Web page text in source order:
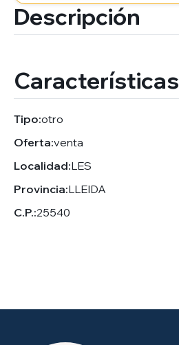
Descripción
Características
Tipo:otro
Oferta:venta
Localidad:LES
Provincia:LLEIDA
C.P.:25540